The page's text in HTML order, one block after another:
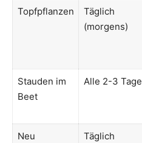
Topfpflanzen
Täglich
(morgens)
Stauden im
Beet
Alle 2-3 Tage
Neu
Täglich